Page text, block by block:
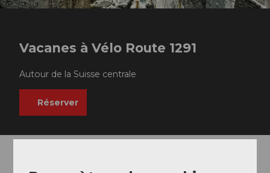
Vacanes à Vélo Route 1291
Autour de la Suisse centrale
Réserver